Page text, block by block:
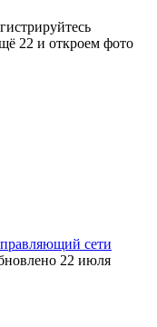
22 и откроем фото
сети
22 июля